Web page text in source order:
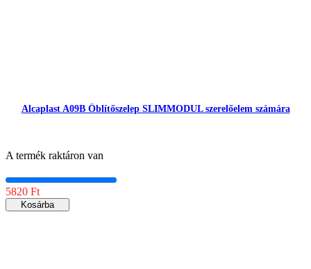
Alcaplast A09B Öblítőszelep SLIMMODUL szerelőelem számára
A termék raktáron van
5820 Ft
Kosárba